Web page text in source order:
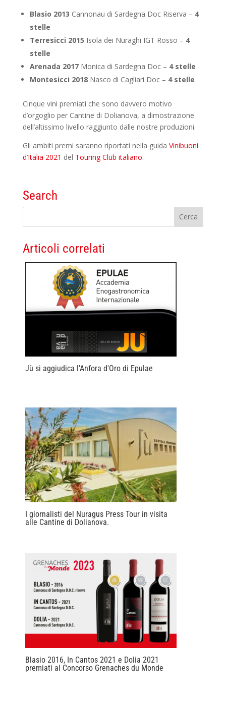
Blasio 2013 Cannonau di Sardegna Doc Riserva – 4
stelle
Terresicci 2015 Isola dei Nuraghi IGT Rosso – 4
stelle
Arenada 2017Monica di Sardegna Doc – 4 stelle
Montesicci 2018Nasco di Cagliari Doc – 4 stelle
Cinque vini premiati che sono davvero motivo
d’orgoglio per Cantine di Dolianova, a dimostrazione
dell’altissimo livello raggiunto dalle nostre produzioni.
Gli ambiti premi saranno riportati nella guida Vinibuoni
d’Italia 2021 del Touring Club italiano.
Search
Articoli correlati
Jù si aggiudica l'Anfora d'Oro di Epulae
I giornalisti del Nuragus Press Tour in visita
alle Cantine di Dolianova.
Blasio 2016, In Cantos 2021 e Dolia 2021
premiati al Concorso Grenaches du Monde